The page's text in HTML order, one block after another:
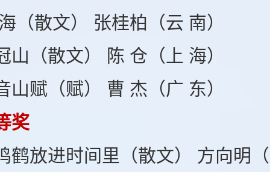
（散文） 张桂柏（云 南）
山（散文） 陈 仓（上 海）
山赋（赋） 曹 杰（广 东）
奖
鹤放进时间里（散文） 方向明